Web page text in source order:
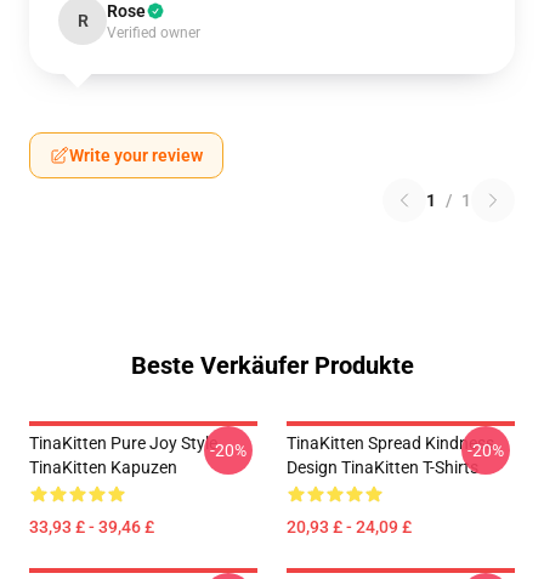
R Rose
Verified owner
Write your review
1 / 1
Beste Verkäufer Produkte
TinaKitten Pure Joy Style
TinaKitten Kapuzen
33,93 £ - 39,46 £
-20%
TinaKitten Spread Kindness
Design TinaKitten T-Shirts
20,93 £ - 24,09 £
-20%